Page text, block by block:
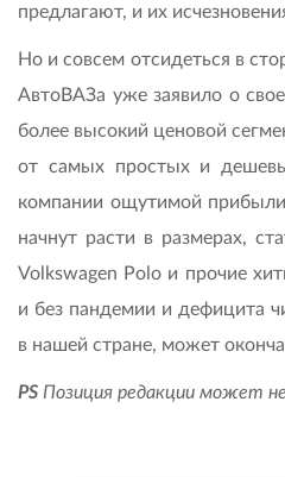
предлагают, и их
Но и совсем отсидеться в
АвтоВАЗа уже заявило о
более высокий ценовой
от самых простых и
компании ощутимой
начнут расти в размерах,
Volkswagen Polo и прочие
и без пандемии и дефицита
в нашей стране, может
PS Позиция редакции может